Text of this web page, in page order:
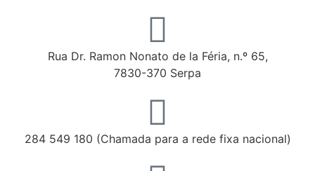
Rua Dr. Ramon Nonato de la Féria, n.º 65,
7830-370 Serpa
284 549 180 (Chamada para a rede fixa nacional)